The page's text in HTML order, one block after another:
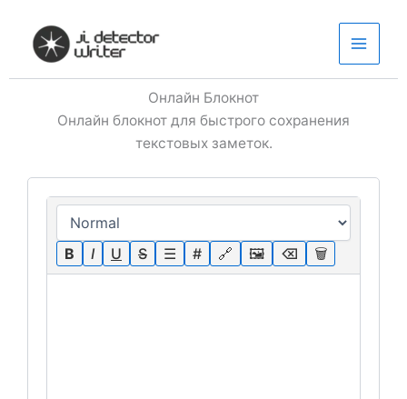
содержимому
Онлайн Блокнот
Онлайн блокнот для быстрого сохранения
текстовых заметок.
B I U S ☰ # 🔗 🖼 ⌫ 🗑